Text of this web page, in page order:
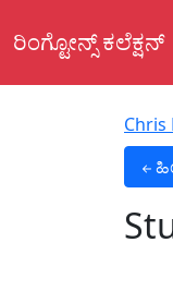
ರಿಂಗ್ಟೋನ್ಸ್ ಕಲೆಕ್ಷನ್
Chris